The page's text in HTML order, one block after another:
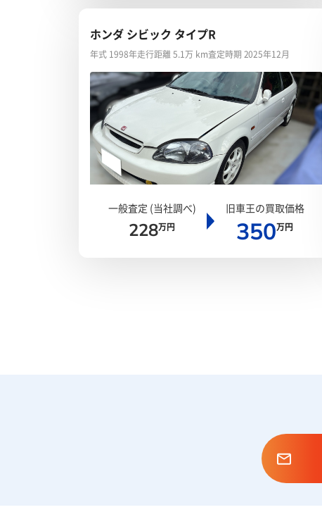
ホンダ シビック タイプR
年式 1998年走行距離 5.1万 km査定時期 2025年12月
一般査定 (当社調べ)
228万円
旧車王の買取価格
350万円